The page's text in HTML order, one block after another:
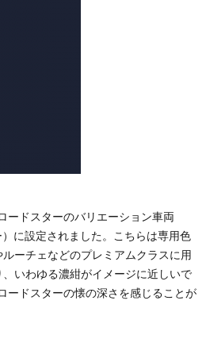
ードスターのバリエーション車両
）に設定されました。こちらは専用色
ーチェなどのプレミアムクラスに用
いわゆる濃紺がイメージに近しいで
ードスターの懐の深さを感じることが